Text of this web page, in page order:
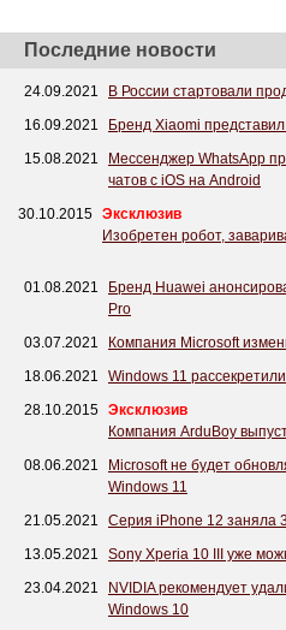
Последние новости
24.09.2021
В России стартовали
16.09.2021
Бренд Xiaomi
15.08.2021
Мессенджер WhatsApp
чатов с iOS на Android
30.10.2015 Эксклюзив
Изобретен робот,
01.08.2021
Бренд Huawei
Pro
03.07.2021
Компания Microsoft
18.06.2021
Windows 11 рассекретили
28.10.2015 Эксклюзив
Компания ArduBoy
08.06.2021
Microsoft не будет
Windows 11
21.05.2021
Серия iPhone 12 заняла
13.05.2021
Sony Xperia 10 III уже
23.04.2021
NVIDIA рекомендует
Windows 10